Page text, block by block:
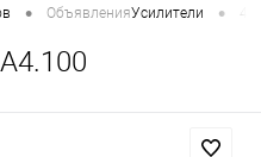
• ОбъявленияУсилители • 4